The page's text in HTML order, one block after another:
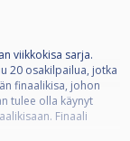
viikkokisa sarja.
20 osakilpailua, jotka
finaalikisa, johon
tulee olla käynyt
Finaali